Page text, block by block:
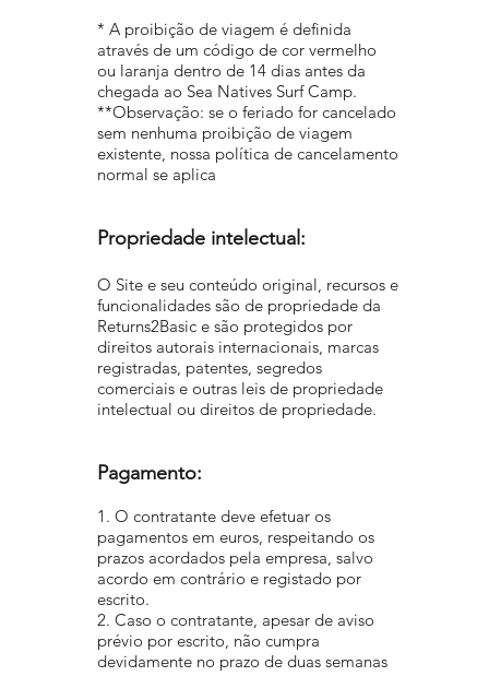
* A proibição de viagem é definida
através de um código de cor vermelho
ou laranja dentro de 14 dias antes da
chegada ao Sea Natives Surf Camp.
**Observação: se o feriado for cancelado
sem nenhuma proibição de viagem
existente, nossa política de cancelamento
normal se aplica
Propriedade intelectual:
O Site e seu conteúdo original, recursos e
funcionalidades são de propriedade da
Returns2Basic e são protegidos por
direitos autorais internacionais, marcas
registradas, patentes, segredos
comerciais e outras leis de propriedade
intelectual ou direitos de propriedade.
Pagamento:
1. O contratante deve efetuar os
pagamentos em euros, respeitando os
prazos acordados pela empresa, salvo
acordo em contrário e registado por
escrito.
2. Caso o contratante, apesar de aviso
prévio por escrito, não cumpra
devidamente no prazo de duas semanas